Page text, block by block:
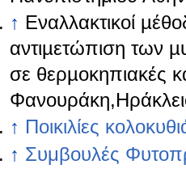
↑ Εναλλακτικοί
αντιµετώπιση των
σε θερµοκηπιακές
↑ Ποικιλίες
↑ Συμβουλές